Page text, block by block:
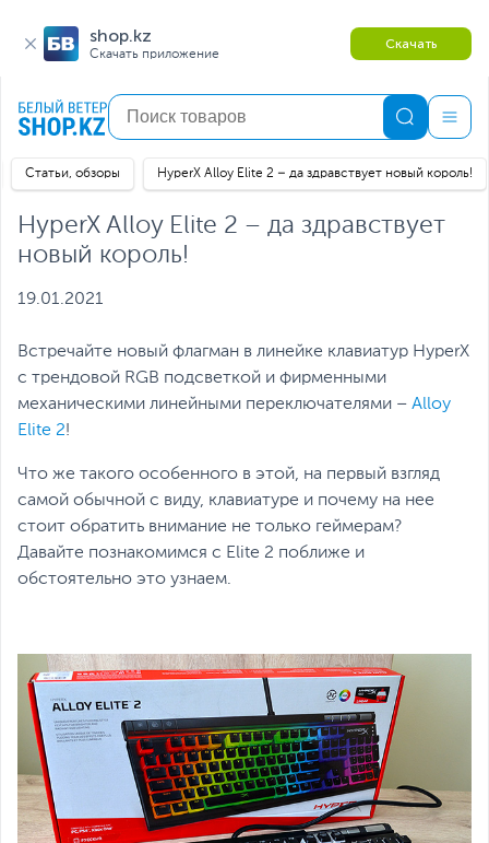
shop.kz
Скачать приложение
Скачать
Статьи, обзоры HyperX Alloy Elite 2 – да здравствует новый король!
HyperX Alloy Elite 2 – да здравствует
новый король!
19.01.2021
Встречайте новый флагман в линейке клавиатур HyperX
с трендовой RGB подсветкой и фирменными
механическими линейными переключателями – Alloy
Elite 2!
Что же такого особенного в этой, на первый взгляд
самой обычной с виду, клавиатуре и почему на нее
стоит обратить внимание не только геймерам?
Давайте познакомимся с Elite 2 поближе и
обстоятельно это узнаем.